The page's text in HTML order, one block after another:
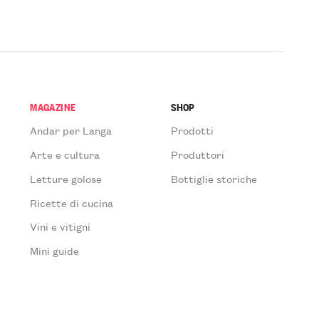
MAGAZINE
Andar per Langa
Arte e cultura
Letture golose
Ricette di cucina
Vini e vitigni
Mini guide
SHOP
Prodotti
Produttori
Bottiglie storiche